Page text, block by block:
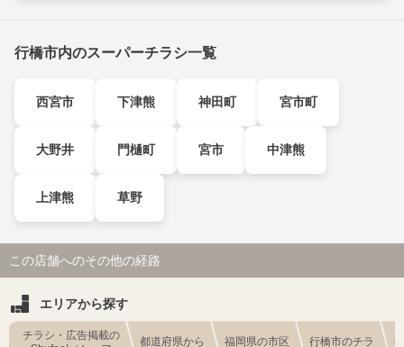
行橋市内のスーパーチラシ一覧
西宮市 下津熊 神田町 宮市町
大野井 門樋町 宮市 中津熊
上津熊 草野
この店舗へのその他の経路
エリアから探す
チラシ・広告掲載の
都道府県から 福岡県の市区 行橋市のチラ